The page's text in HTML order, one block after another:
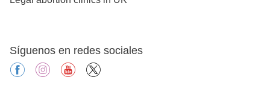
Síguenos en redes sociales
facebookinstagramyoutube